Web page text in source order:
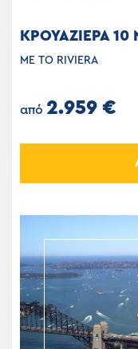
ΚΡΟΥΑΖΙΕΡΑ
ΜΕ ΤΟ RIVIERA
από 2.959 €